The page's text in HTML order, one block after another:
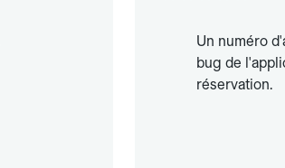
Un numéro
bug de
réservation.